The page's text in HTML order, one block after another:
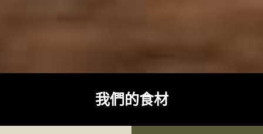
我們的食材